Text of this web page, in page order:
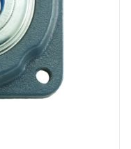
с
сайта
https://
по